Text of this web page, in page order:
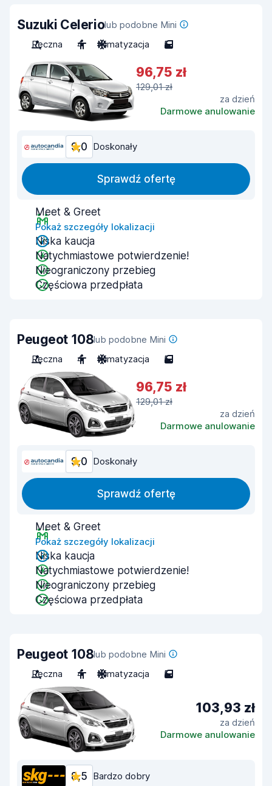
Suzuki Celeriolub podobne Mini
Ręczna
4 Klimatyzacja 5
96,75 zł
129,01 zł
za dzień
Darmowe anulowanie
9,0 Doskonały
Sprawdź ofertę
Meet & Greet
Pokaż szczegóły lokalizacji
Niska kaucja
Natychmiastowe potwierdzenie!
Nieograniczony przebieg
Częściowa przedpłata
Peugeot 108lub podobne Mini
Ręczna
4 Klimatyzacja 5
96,75 zł
129,01 zł
za dzień
Darmowe anulowanie
9,0 Doskonały
Sprawdź ofertę
Meet & Greet
Pokaż szczegóły lokalizacji
Niska kaucja
Natychmiastowe potwierdzenie!
Nieograniczony przebieg
Częściowa przedpłata
Peugeot 108lub podobne Mini
Ręczna
4 Klimatyzacja 5
103,93 zł
za dzień
Darmowe anulowanie
8,5 Bardzo dobry